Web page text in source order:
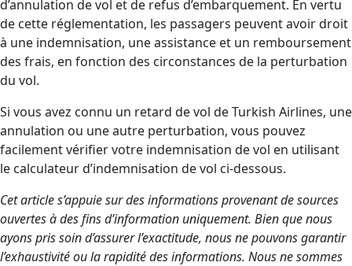
d’annulation de vol et de refus d’embarquement. En vertu
de cette réglementation, les passagers peuvent avoir droit
à une indemnisation, une assistance et un remboursement
des frais, en fonction des circonstances de la perturbation
du vol.
Si vous avez connu un retard de vol de Turkish Airlines, une
annulation ou une autre perturbation, vous pouvez
facilement vérifier votre indemnisation de vol en utilisant
le calculateur d’indemnisation de vol ci-dessous.
Cet article s’appuie sur des informations provenant de sources
ouvertes à des fins d’information uniquement. Bien que nous
ayons pris soin d’assurer l’exactitude, nous ne pouvons garantir
l’exhaustivité ou la rapidité des informations. Nous ne sommes